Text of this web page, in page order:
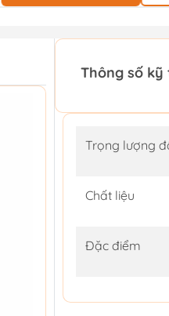
Thông số kỹ
Trọng lượng
Chất liệu
Đặc điểm